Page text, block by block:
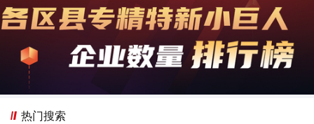
热门搜索